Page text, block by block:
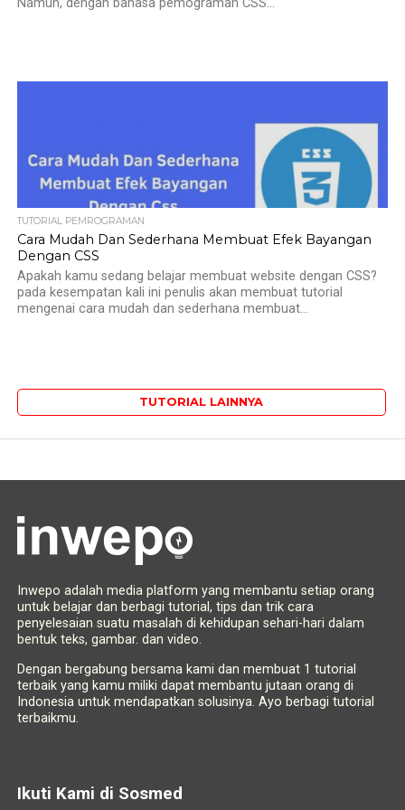
Namun, dengan bahasa pemograman CSS...
TUTORIAL PEMROGRAMAN
Cara Mudah Dan Sederhana Membuat Efek Bayangan
Dengan CSS
Apakah kamu sedang belajar membuat website dengan CSS?
pada kesempatan kali ini penulis akan membuat tutorial
mengenai cara mudah dan sederhana membuat...
TUTORIAL LAINNYA
Inwepo adalah media platform yang membantu setiap orang
untuk belajar dan berbagi tutorial, tips dan trik cara
penyelesaian suatu masalah di kehidupan sehari-hari dalam
bentuk teks, gambar. dan video.
Dengan bergabung bersama kami dan membuat 1 tutorial
terbaik yang kamu miliki dapat membantu jutaan orang di
Indonesia untuk mendapatkan solusinya. Ayo berbagi tutorial
terbaikmu.
Ikuti Kami di Sosmed